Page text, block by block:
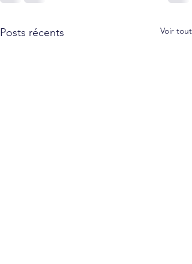
Posts récents Voir tout